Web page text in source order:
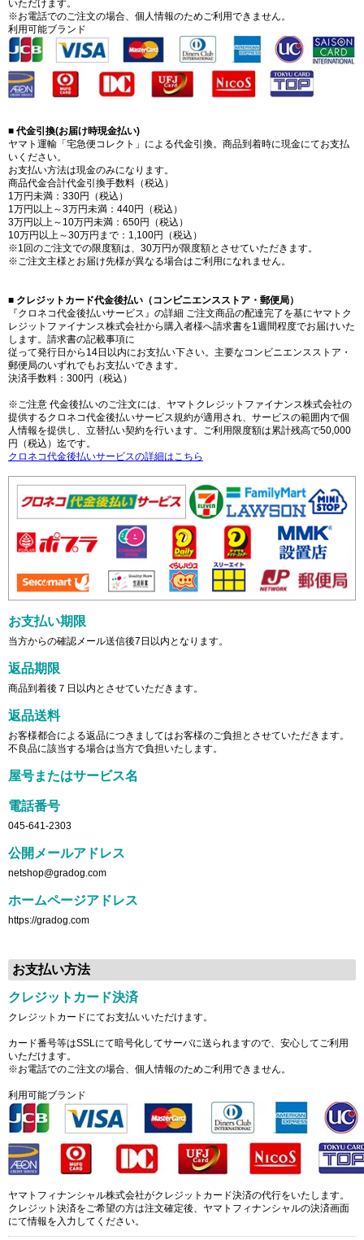
いただけます。
※お電話でのご注文の場合、個人情報のためご利用できません。
利用可能ブランド
■ 代金引換(お届け時現金払い)
ヤマト運輸「宅急便コレクト」による代金引換。商品到着時に現金にてお支払
いください。
お支払い方法は現金のみになります。
商品代金合計代金引換手数料（税込）
1万円未満：330円（税込）
1万円以上～3万円未満：440円（税込）
3万円以上～10万円未満：650円（税込）
10万円以上～30万円まで：1,100円（税込）
※1回のご注文での限度額は、30万円が限度額とさせていただきます。
※ご注文主様とお届け先様が異なる場合はご利用になれません。
■ クレジットカード代金後払い（コンビニエンスストア・郵便局）
『クロネコ代金後払いサービス』の詳細 ご注文商品の配達完了を基にヤマトク
レジットファイナンス株式会社から購入者様へ請求書を1週間程度でお届けいた
します。請求書の記載事項に
従って発行日から14日以内にお支払い下さい。主要なコンビニエンスストア・
郵便局のいずれでもお支払いできます。
決済手数料：300円（税込）
※ご注意 代金後払いのご注文には、ヤマトクレジットファイナンス株式会社の
提供するクロネコ代金後払いサービス規約が適用され、サービスの範囲内で個
人情報を提供し、立替払い契約を行います。ご利用限度額は累計残高で50,000
円（税込）迄です。
クロネコ代金後払いサービスの詳細はこちら
お支払い期限
当方からの確認メール送信後7日以内となります。
返品期限
商品到着後７日以内とさせていただきます。
返品送料
お客様都合による返品につきましてはお客様のご負担とさせていただきます。
不良品に該当する場合は当方で負担いたします。
屋号またはサービス名
電話番号
045-641-2303
公開メールアドレス
netshop@gradog.com
ホームページアドレス
https://gradog.com
お支払い方法
クレジットカード決済
クレジットカードにてお支払いいただけます。
カード番号等はSSLにて暗号化してサーバに送られますので、安心してご利用
いただけます。
※お電話でのご注文の場合、個人情報のためご利用できません。
利用可能ブランド
ヤマトフィナンシャル株式会社がクレジットカード決済の代行をいたします。
クレジット決済をご希望の方は注文確定後、ヤマトフィナンシャルの決済画面
にて情報を入力してください。